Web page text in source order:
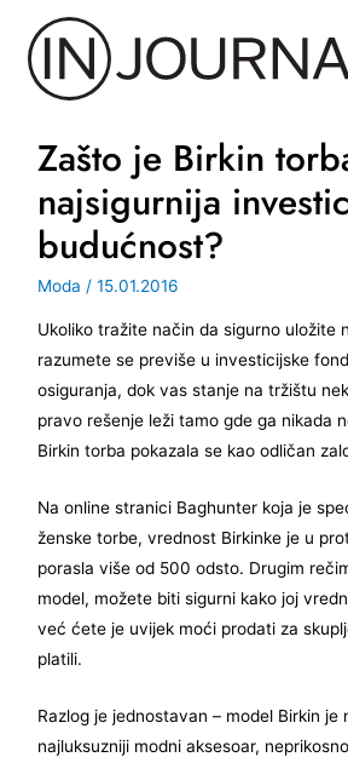
sadržaj
Zašto je Birkin
najsigurnija
budućnost?
Moda /15.01.2016
Ukoliko tražite način da sigurno uložite
razumete se previše u investicijske
osiguranja, dok vas stanje na tržištu
pravo rešenje leži tamo gde ga nikada
Birkin torba pokazala se kao odličan
Na online stranici Baghunter koja je
ženske torbe, vrednost Birkinke je u
porasla više od 500 odsto. Drugim
model, možete biti sigurni kako joj
već ćete je uvijek moći prodati za
platili.
Razlog je jednostavan – model Birkin je
najluksuzniji modni aksesoar,